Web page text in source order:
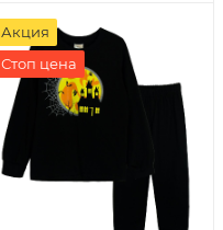
Акция
Стоп цена